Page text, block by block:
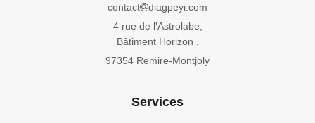
contact
diagpeyi.com
4 rue de l'Astrolabe,
Bâtiment Horizon ,
97354 Remire-Montjoly
Services